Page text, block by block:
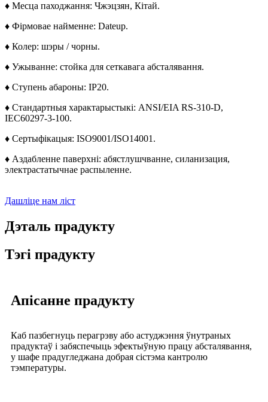
♦ Месца паходжання: Чжэцзян, Кітай.
♦ Фірмовае найменне: Dateup.
♦ Колер: шэры / чорны.
♦ Ужыванне: стойка для сеткавага абсталявання.
♦ Ступень абароны: IP20.
♦ Стандартныя характарыстыкі: ANSI/EIA RS-310-D,
IEC60297-3-100.
♦ Сертыфікацыя: ISO9001/ISO14001.
♦ Аздабленне паверхні: абястлушчванне, силанизация,
электрастатычнае распыленне.
Дашліце нам ліст
Дэталь прадукту
Тэгі прадукту
Апісанне прадукту
Каб пазбегнуць перагрэву або астуджэння ўнутраных
прадуктаў і забяспечыць эфектыўную працу абсталявання,
у шафе прадугледжана добрая сістэма кантролю
тэмпературы.